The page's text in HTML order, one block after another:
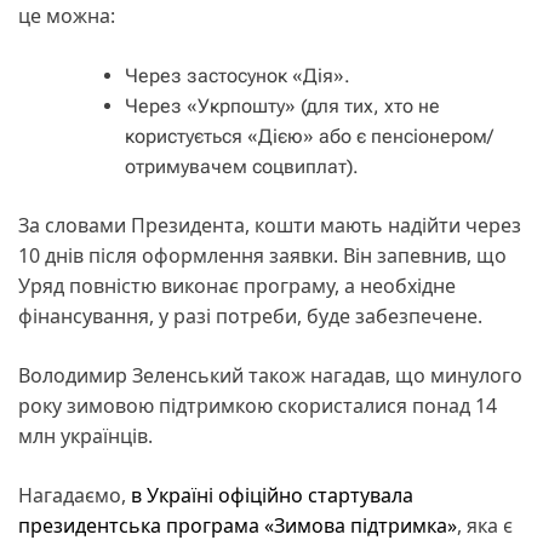
це можна:
Через застосунок «Дія».
Через «Укрпошту» (для тих, хто не
користується «Дією» або є пенсіонером/
отримувачем соцвиплат).
За словами Президента, кошти мають надійти через
10 днів після оформлення заявки. Він запевнив, що
Уряд повністю виконає програму, а необхідне
фінансування, у разі потреби, буде забезпечене.
Володимир Зеленський також нагадав, що минулого
року зимовою підтримкою скористалися понад 14
млн українців.
Нагадаємо, в Україні офіційно стартувала
президентська програма «Зимова підтримка», яка є